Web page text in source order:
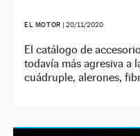
EL MOTOR | 20/11/2020
El catálogo de
todavía más agresiva a
cuádruple, alerones,